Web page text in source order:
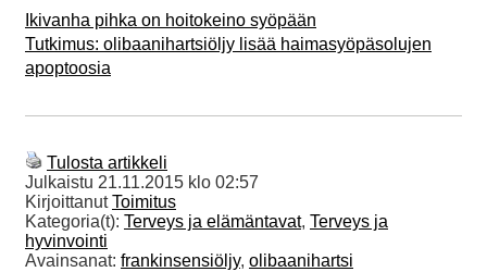
Ikivanha pihka on hoitokeino syöpään
Tutkimus: olibaanihartsiöljy lisää haimasyöpäsolujen
apoptoosia
Tulosta artikkeli
Julkaistu 21.11.2015 klo 02:57
KirjoittanutToimitus
Kategoria(t): Terveys ja elämäntavat, Terveys ja
hyvinvointi
Avainsanat: frankinsensiöljy, olibaanihartsi